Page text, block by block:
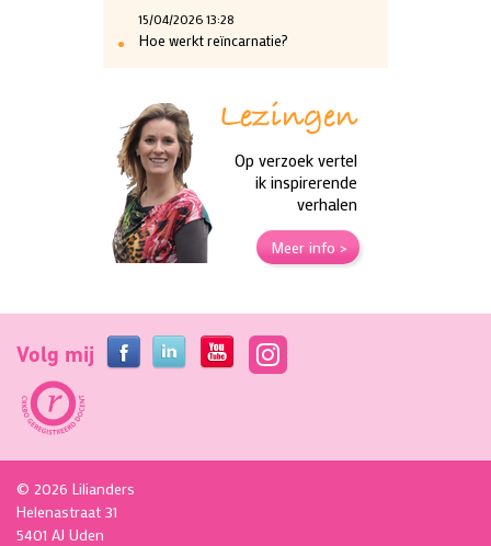
15/04/2026 13:28
• Hoe werkt reïncarnatie?
Lezingen
Op verzoek vertel
ik inspirerende
verhalen
Meer info >
Volg mij
© 2026 Lilianders
Helenastraat 31
5401 AJ Uden